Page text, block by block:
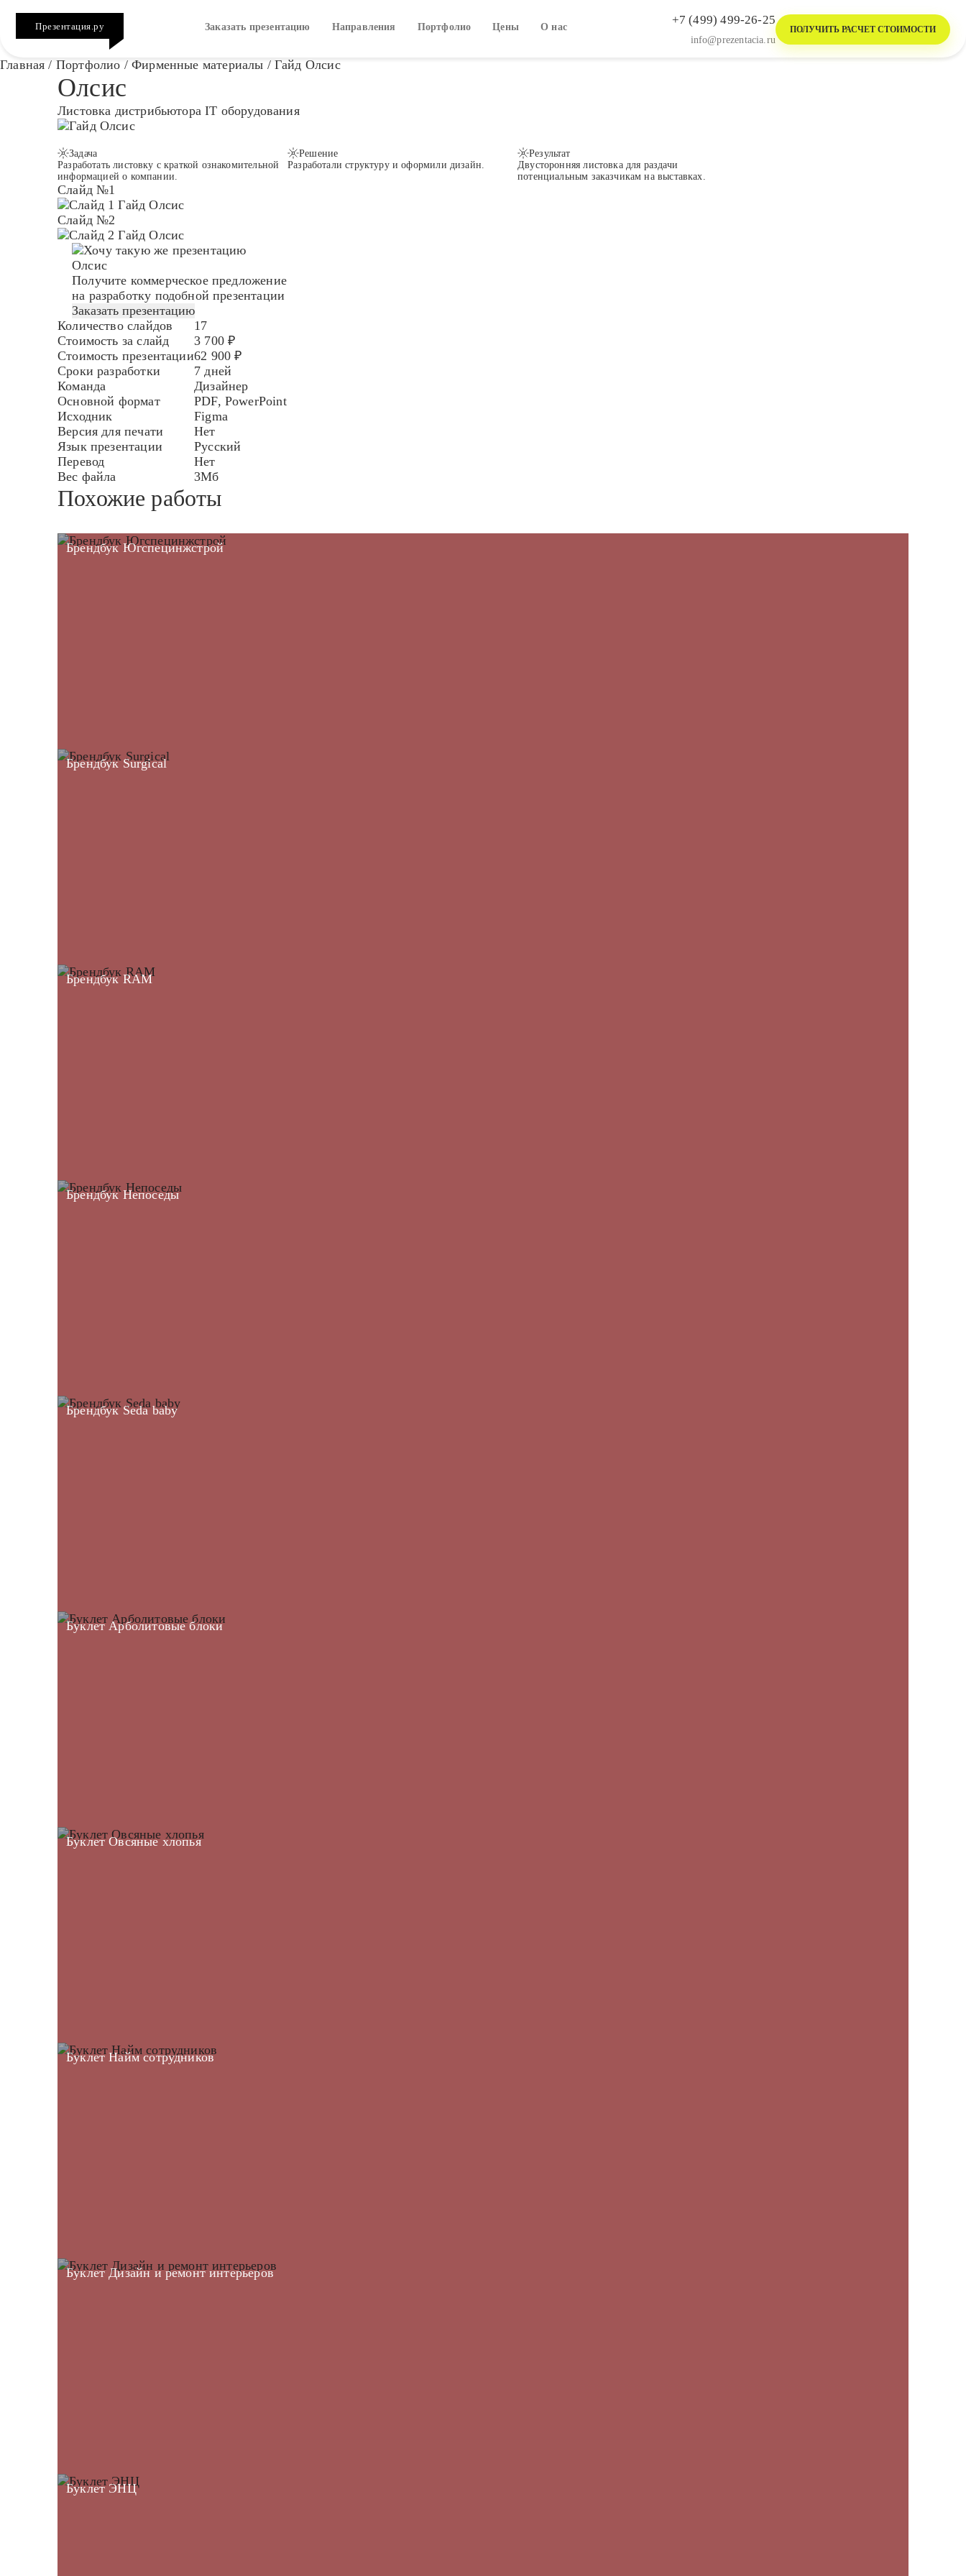
Презентация.ру +7 (499) 499-26-25
info@prezentacia.ru
ПОЛУЧИТЬ РАСЧЕТ СТОИМОСТИ
Заказать презентацию Направления Портфолио Цены О нас
Главная / Портфолио / Фирменные материалы / Гайд Олсис
Олсис
Листовка дистрибьютора IT оборудования
Задача
Разработать листовку с краткой ознакомительной
информацией о компании.
Решение
Разработали структуру и оформили дизайн.
Результат
Двусторонняя листовка для раздачи
потенциальным заказчикам на выставках.
Слайд №1
Слайд №2
Олсис
Получите коммерческое предложение
на разработку подобной презентации
Заказать презентацию
Количество слайдов
17
Стоимость за слайд
3 700 ₽
Стоимость презентации62 900 ₽
Сроки разработки
7 дней
Команда
Дизайнер
Основной формат
PDF, PowerPoint
Исходник
Figma
Версия для печати
Нет
Язык презентации
Русский
Перевод
Нет
Вес файла
3Мб
Похожие работы
Брендбук Югспецинжстрой
Брендбук Surgical
Брендбук RAM
Брендбук Непоседы
Брендбук Seda baby
Буклет Арболитовые блоки
Буклет Овсяные хлопья
Буклет Найм сотрудников
Буклет Дизайн и ремонт интерьеров
Буклет ЭНЦ